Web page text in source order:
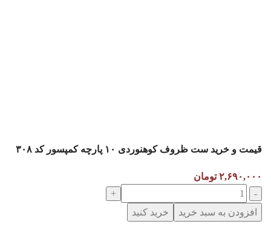
قیمت و خرید ست ظروف کوهنوردی ۱۰ پارچه کمپسور کد ۳۰۸
۲,۶۹۰,۰۰۰ تومان
افزودن به سبد خرید خرید کنید